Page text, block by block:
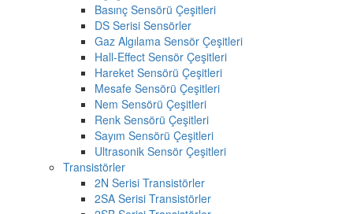
Basınç Sensörü Çeşitleri
DS Serisi Sensörler
Gaz Algılama Sensör Çeşitleri
Hall-Effect Sensör Çeşitleri
Hareket Sensörü Çeşitleri
Mesafe Sensörü Çeşitleri
Nem Sensörü Çeşitleri
Renk Sensörü Çeşitleri
Sayım Sensörü Çeşitleri
Ultrasonik Sensör Çeşitleri
Transistörler
2N Serisi Transistörler
2SA Serisi Transistörler